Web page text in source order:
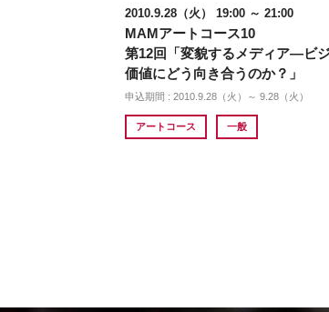
2010.9.28（火） 19:00 ～ 21:00
MAMアートコース10
第12回「変貌するメディア―ビ
価値にどう向き合うのか？」
申込期間 : 2010.9.28（火）～ 9.28（火）
アートコース 一般